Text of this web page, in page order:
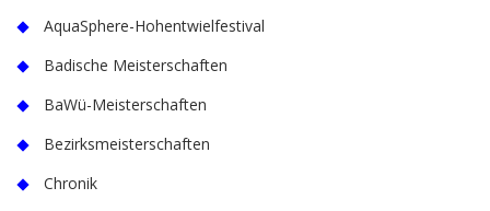
AquaSphere-Hohentwielfestival
Badische Meisterschaften
BaWü-Meisterschaften
Bezirksmeisterschaften
Chronik